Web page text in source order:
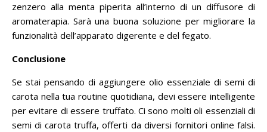
zenzero alla menta piperita all’interno di un diffusore di
aromaterapia. Sarà una buona soluzione per migliorare la
funzionalità dell’apparato digerente e del fegato.
Conclusione
Se stai pensando di aggiungere olio essenziale di semi di
carota nella tua routine quotidiana, devi essere intelligente
per evitare di essere truffato. Ci sono molti oli essenziali di
semi di carota truffa, offerti da diversi fornitori online falsi.